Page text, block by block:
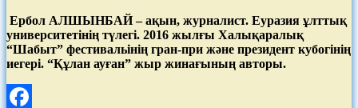
Ербол АЛШЫНБАЙ – ақын, журналист. Еуразия ұлттық
университетінің түлегі. 2016 жылғы Халықаралық
“Шабыт” фестивальінің гран-при және президент кубогінің
иегері. “Құлан ауған” жыр жинағының авторы.